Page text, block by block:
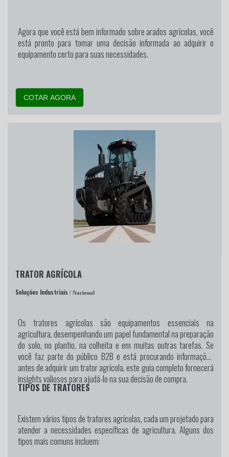
Agora que você está bem informado sobre arados agrícolas, você
está pronto para tomar uma decisão informada ao adquirir o
equipamento certo para suas necessidades.
COTAR AGORA
TRATOR AGRÍCOLA
Soluções Industriais / Nacional
Os tratores agrícolas são equipamentos essenciais na
agricultura, desempenhando um papel fundamental na preparação
do solo, no plantio, na colheita e em muitas outras tarefas. Se
você faz parte do público B2B e está procurando informações
antes de adquirir um trator agrícola, este guia completo fornecerá
insights valiosos para ajudá-lo na sua decisão de compra.
TIPOS DE TRATORES
Existem vários tipos de tratores agrícolas, cada um projetado para
atender a necessidades específicas de agricultura. Alguns dos
tipos mais comuns incluem: